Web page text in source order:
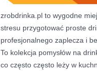
zrobdrinka.pl to wygodne
stresu przygotować proste
profesjonalnego zaplecza i
To kolekcja pomysłów na
co często często leży w